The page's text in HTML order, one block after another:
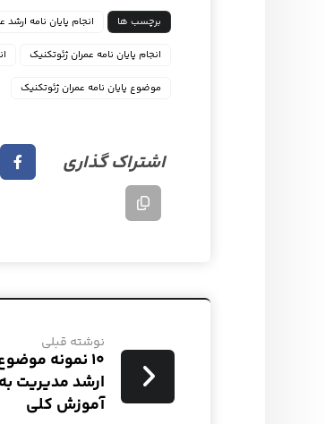
برچسب ها انجام پایان نامه
انجام پایان نامه عمران ژئوتکنیک
موضوع پایان نامه عمران ژئوتکنیک
نوشته قبلی
۱۰ نمونه
ارشد مدیریت
آموزش کلی